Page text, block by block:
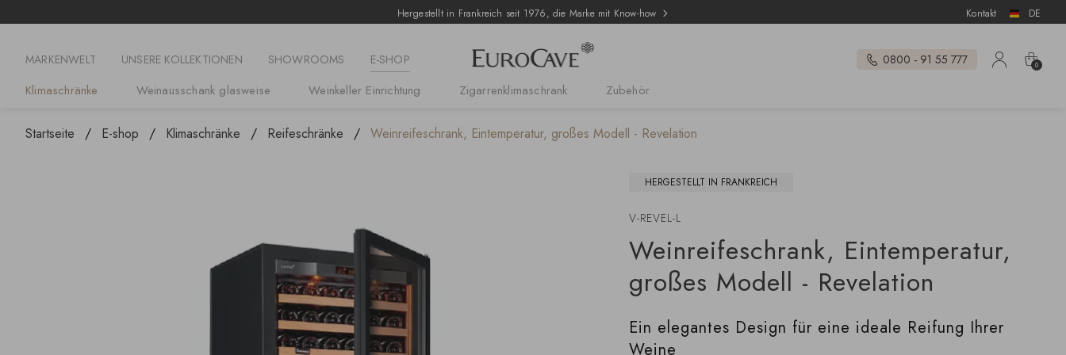
Hergestellt in Frankreich seit 1976, die Marke mit Know-how Kontakt DE
MARKENWELT UNSERE KOLLEKTIONEN SHOWROOMS E-SHOP
Klimaschränke Weinausschank glasweise Weinkeller Einrichtung Zigarrenklimaschrank Zubehör
0800 - 91 55 777 0
Startseite E-shop Klimaschränke Reifeschränke Weinreifeschrank, Eintemperatur, großes Modell - Revelation
HERGESTELLT IN FRANKREICH
V-REVEL-L
Weinreifeschrank, Eintemperatur,
großes Modell - Revelation
Ein elegantes Design für eine ideale Reifung Ihrer
Weine